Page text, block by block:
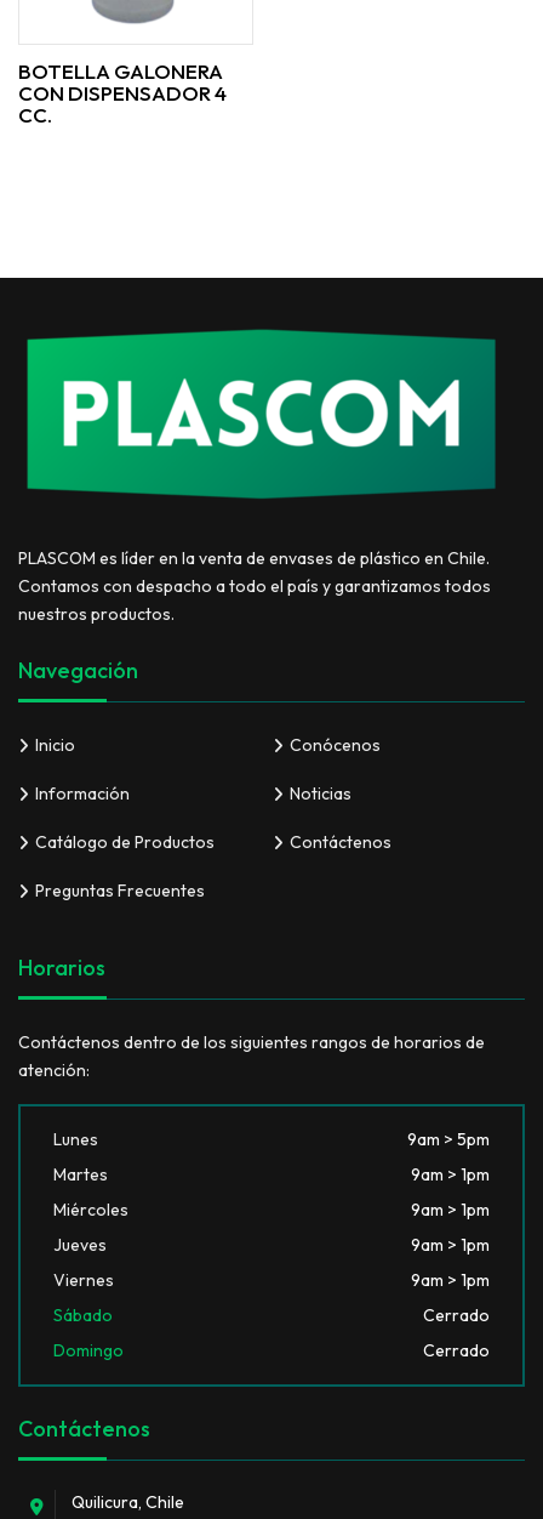
BOTELLA GALONERA
CON DISPENSADOR 4
CC.
PLASCOM es líder en la venta de envases de plástico en Chile.
Contamos con despacho a todo el país y garantizamos todos
nuestros productos.
Navegación
Inicio Conócenos
Información Noticias
Catálogo de Productos Contáctenos
Preguntas Frecuentes
Horarios
Contáctenos dentro de los siguientes rangos de horarios de
atención:
Lunes
9am > 5pm
Martes
9am > 1pm
Miércoles
9am > 1pm
Jueves
9am > 1pm
Viernes
9am > 1pm
Sábado
Cerrado
Domingo
Cerrado
Contáctenos
Quilicura, Chile